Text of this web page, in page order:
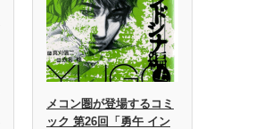
メコン圏が登場するコミ
ック 第26回「勇午 イン